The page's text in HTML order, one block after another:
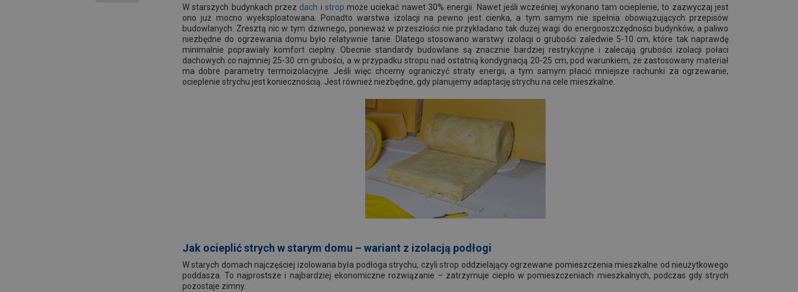
W starszych budynkach przez dach i strop może uciekać nawet 30% energii. Nawet jeśli wcześniej wykonano tam ocieplenie, to zazwyczaj jest
ono już mocno wyeksploatowana. Ponadto warstwa izolacji na pewno jest cienka, a tym samym nie spełnia obowiązujących przepisów
budowlanych. Zresztą nic w tym dziwnego, ponieważ w przeszłości nie przykładano tak dużej wagi do energooszczędności budynków, a paliwo
niezbędne do ogrzewania domu było relatywnie tanie. Dlatego stosowano warstwy izolacji o grubości zaledwie 5-10 cm, które tak naprawdę
minimalnie poprawiały komfort cieplny. Obecnie standardy budowlane są znacznie bardziej restrykcyjne i zalecają grubości izolacji połaci
dachowych co najmniej 25-30 cm grubości, a w przypadku stropu nad ostatnią kondygnacją 20-25 cm, pod warunkiem, że zastosowany materiał
ma dobre parametry termoizolacyjne. Jeśli więc chcemy ograniczyć straty energii, a tym samym płacić mniejsze rachunki za ogrzewanie,
ocieplenie strychu jest koniecznością. Jest również niezbędne, gdy planujemy adaptację strychu na cele mieszkalne.
Jak ocieplić strych w starym domu – wariant z izolacją podłogi
W starych domach najczęściej izolowana była podłoga strychu, czyli strop oddzielający ogrzewane pomieszczenia mieszkalne od nieużytkowego
poddasza. To najprostsze i najbardziej ekonomiczne rozwiązanie – zatrzymuje ciepło w pomieszczeniach mieszkalnych, podczas gdy strych
pozostaje zimny.